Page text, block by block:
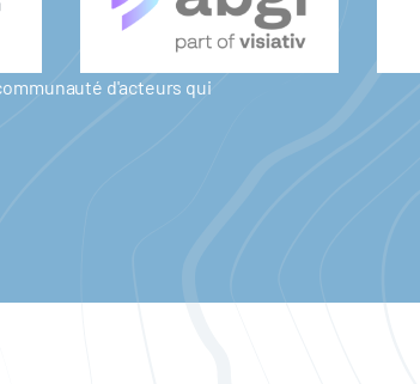
d'acteurs qui